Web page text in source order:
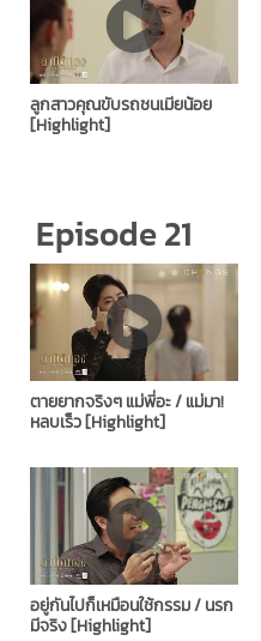
ลูกสาวคุณขับรถชนเมียน้อย
[Highlight]
Episode 21
ตายยากจริงๆ แม่พี่อะ / แม่มา!
หลบเร็ว [Highlight]
อยู่กันไปก็เหมือนใช้กรรม / นรก
มีจริง [Highlight]